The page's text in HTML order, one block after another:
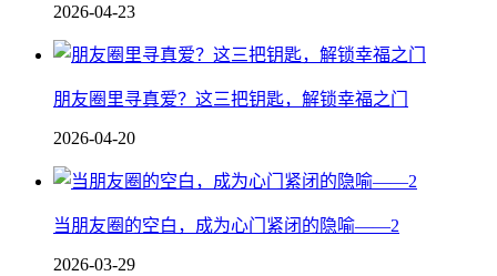
2026-04-23
朋友圈里寻真爱？这三把钥匙，解锁幸福之门
2026-04-20
当朋友圈的空白，成为心门紧闭的隐喻——2
2026-03-29